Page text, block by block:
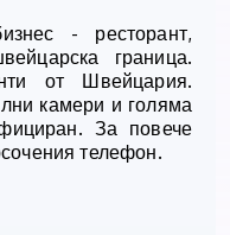
- ресторант,
граница.
от Швейцария.
камери и голяма
За повече
телефон.